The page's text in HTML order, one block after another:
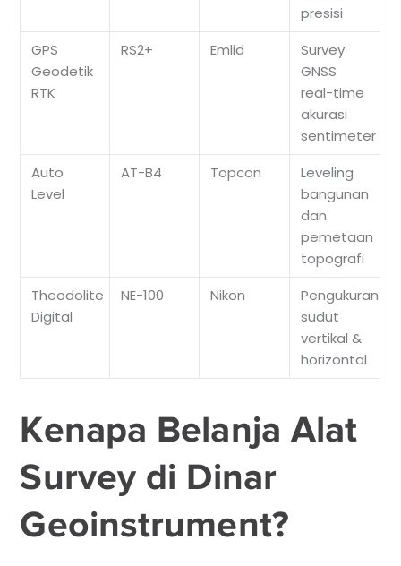
presisi
GPS
Geodetik
RTK
RS2+ Emlid
Survey
GNSS
real-time
akurasi
sentimeter
Auto
Level
AT-B4 Topcon
Leveling
bangunan
dan
pemetaan
topografi
Theodolite
Digital
NE-100 Nikon
Pengukuran
sudut
vertikal &
horizontal
Kenapa Belanja Alat
Survey di Dinar
Geoinstrument?